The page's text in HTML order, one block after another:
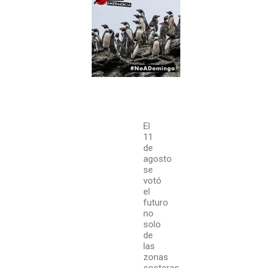
El
11
de
agosto
se
votó
el
futuro
no
solo
de
las
zonas